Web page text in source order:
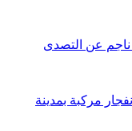
عن التصدى
آخرين فى انفجار مركبة بمدينة